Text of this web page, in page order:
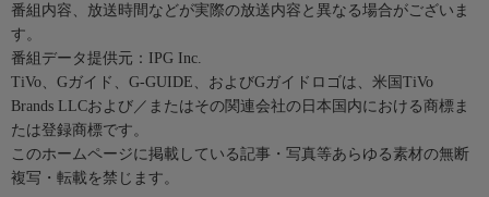
番組内容、放送時間などが実際の放送内容と異なる場合がございま
す。
番組データ提供元：IPG Inc.
TiVo、Gガイド、G-GUIDE、およびGガイドロゴは、米国TiVo
Brands LLCおよび／またはその関連会社の日本国内における商標ま
たは登録商標です。
このホームページに掲載している記事・写真等あらゆる素材の無断
複写・転載を禁じます。